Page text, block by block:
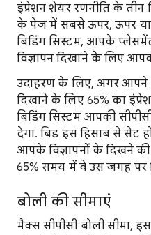
इंप्रेशन शेयर रणनीति के
के पेज में सबसे ऊपर, ऊपर
बिडिंग सिस्टम, आपके
विज्ञापन दिखाने के लिए
उदाहरण के लिए, अगर आपने
दिखाने के लिए 65% का
बिडिंग सिस्टम आपकी
देगा. बिड इस हिसाब से सेट
आपके विज्ञापनों के दिखने
65% समय में वे उस जगह
बोली की सीमाएं
मैक्स सीपीसी बोली सीमा,